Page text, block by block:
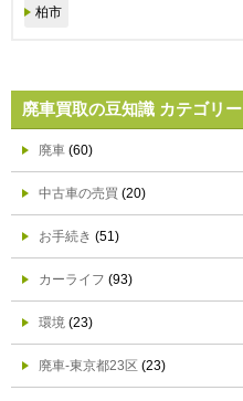
柏市
廃車買取の豆知識 カテゴリー
廃車 (60)
中古車の売買 (20)
お手続き (51)
カーライフ (93)
環境 (23)
廃車-東京都23区 (23)